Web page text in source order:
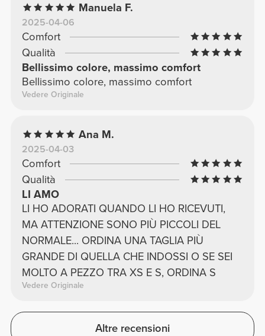
Manuela F.
2025-04-06
Comfort
Qualità
Bellissimo colore, massimo comfort
Bellissimo colore, massimo comfort
Vedere Originale
Ana M.
2025-04-03
Comfort
Qualità
LI AMO
LI HO ADORATI QUANDO LI HO RICEVUTI,
MA ATTENZIONE SONO PIÙ PICCOLI DEL
NORMALE... ORDINA UNA TAGLIA PIÙ
GRANDE DI QUELLA CHE INDOSSI O SE SEI
MOLTO A PEZZO TRA XS E S, ORDINA S
Vedere Originale
Altre recensioni